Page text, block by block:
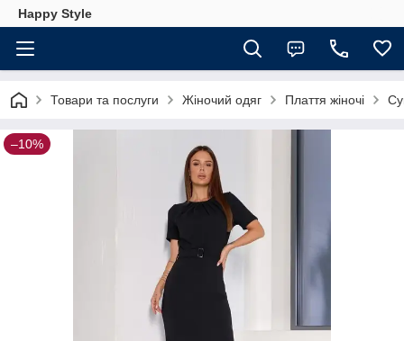
Happy Style
Товари та послуги Жіночий одяг Плаття жіночі
–10%